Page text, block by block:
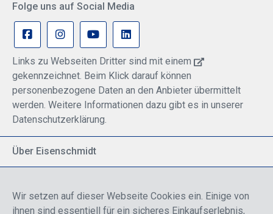
Folge uns auf Social Media
Links zu Webseiten Dritter sind mit einem
gekennzeichnet. Beim Klick darauf können
personenbezogene Daten an den Anbieter übermittelt
werden. Weitere Informationen dazu gibt es in unserer
Datenschutzerklärung.
Über Eisenschmidt
Breite Palette von Luftfahrtprodukten
Wir setzen auf dieser Webseite Cookies ein. Einige von
ihnen sind essentiell für ein sicheres Einkaufserlebnis,